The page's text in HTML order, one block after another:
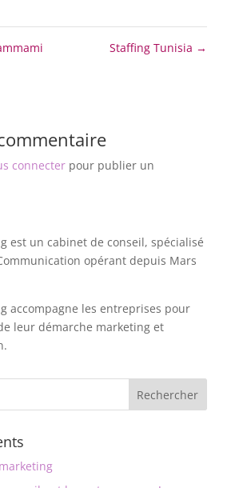
Staffing Tunisia →
connecterpour publier un
est un cabinet de conseil, spécialisé
opérant depuis Mars
accompagne les entreprises pour
leur démarche marketing et